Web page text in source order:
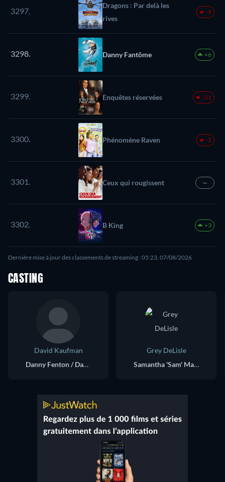
3297.
Dragons : Par delà les
rives
-9
3298. Danny Fantôme +6
3299. Enquêtes réservées -21
3300. Phénomène Raven -2
3301. Ceux qui rougissent —
3302. B King +3
Dernière mise à jour des classements de streaming : 05:23, 07/08/2026
CASTING
David Kaufman
Danny Fenton / Danny Phantom (voice)
Grey DeLisle
Samantha 'Sam' Manson (voice)